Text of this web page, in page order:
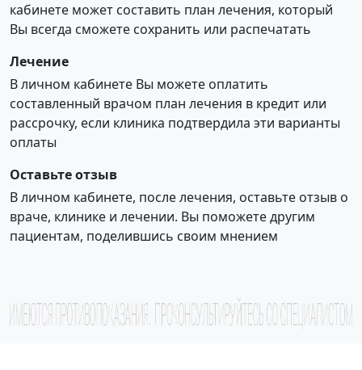
кабинете может составить план лечения, который
Вы всегда сможете сохранить или распечатать
Лечение
В личном кабинете Вы можете оплатить
составленный врачом план лечения в кредит или
рассрочку, если клиника подтвердила эти варианты
оплаты
Оставьте отзыв
В личном кабинете, после лечения, оставьте отзыв о
враче, клинике и лечении. Вы поможете другим
пациентам, поделившись своим мнением